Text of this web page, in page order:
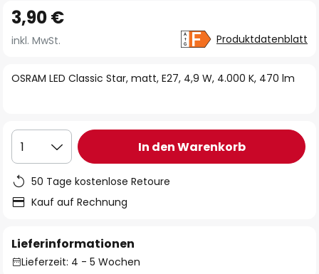
Anfang
der
springen
OSRAM LED Classic Star, matt, E27, 4,9 W, 4.000 K, 470 lm
3,90 €
inkl. MwSt. Produktdatenblatt
1 In den Warenkorb
50 Tage kostenlose Retoure
Kauf auf Rechnung
Lieferinformationen
Lieferzeit: 4 - 5 Wochen